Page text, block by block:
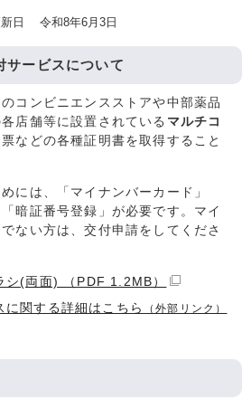
日 令和8年6月3日
サービスについて
コンビニエンスストアや中部薬品
店舗等に設置されている マルチコ
などの各種証明書を取得すること
には、「マイナンバーカード」
暗証番号登録」が必要です。マイ
ない方は、交付申請をしてくださ
シ(両面) （PDF 1.2MB）
に関する詳細はこちら
（外部リンク）